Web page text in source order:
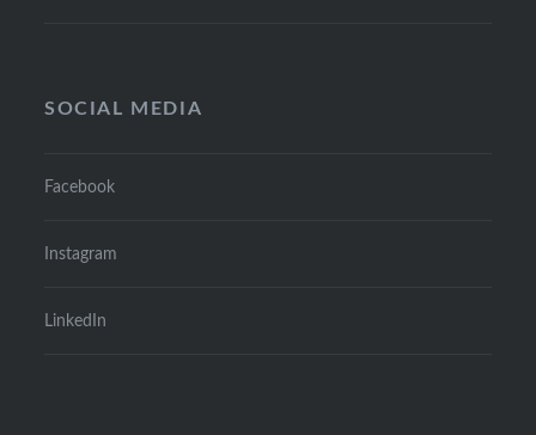
SOCIAL MEDIA
Face­book
Insta­gram
Lin­ke­dIn